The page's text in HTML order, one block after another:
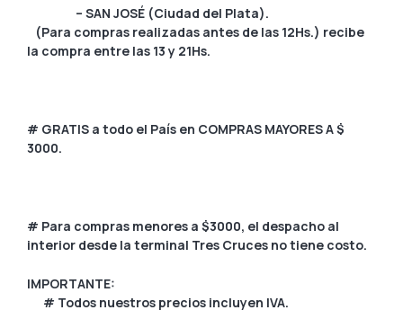
– SAN JOSÉ (Ciudad del Plata).
(Para compras realizadas antes de las 12Hs.) recibe
la compra entre las 13 y 21Hs.
# GRATIS a todo el País en COMPRAS MAYORES A $
3000.
# Para compras menores a $3000, el despacho al
interior desde la terminal Tres Cruces no tiene costo.
IMPORTANTE:
# Todos nuestros precios incluyen IVA.